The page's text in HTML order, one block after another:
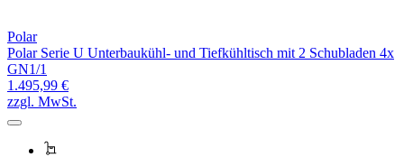
Polar
Polar Serie U Unterbaukühl- und Tiefkühltisch mit 2 Schubladen 4x
GN1/1
1.495,99 €
zzgl. MwSt.